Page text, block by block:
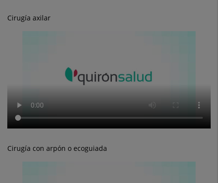
Cirugía axilar
Cirugía con arpón o ecoguiada